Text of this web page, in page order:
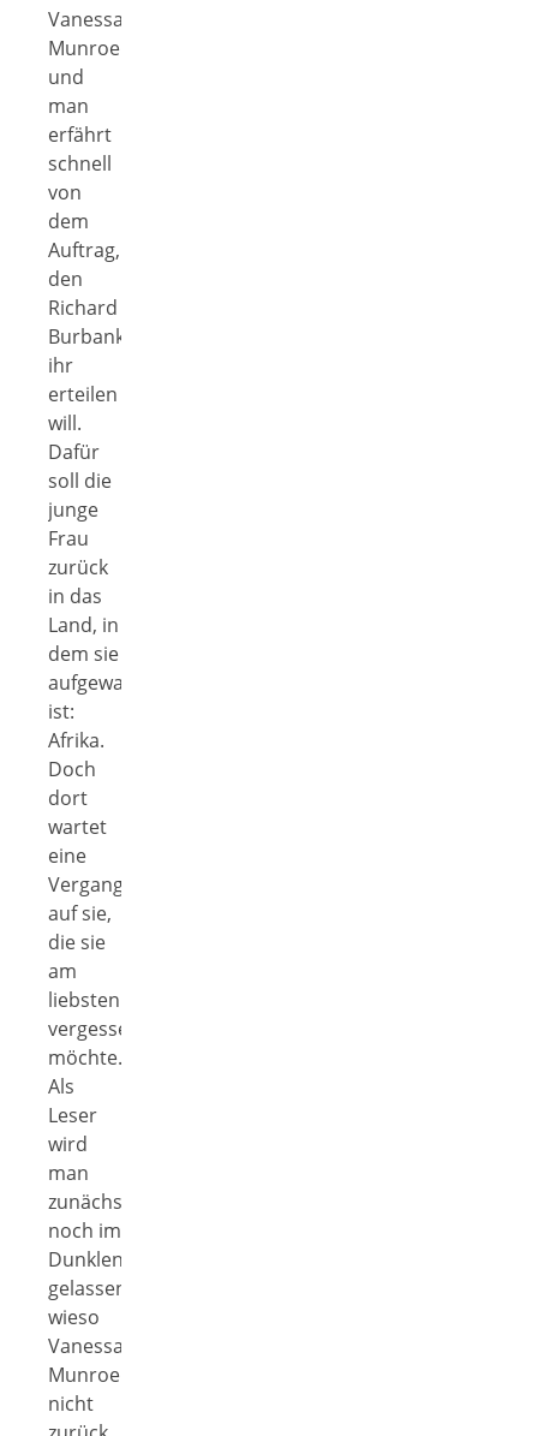
Vanessa
Munroe
und
man
erfährt
schnell
von
dem
Auftrag,
den
Richard
Burbank
ihr
erteilen
will.
Dafür
soll die
junge
Frau
zurück
in das
Land, in
dem sie
aufgewachsen
ist:
Afrika.
Doch
dort
wartet
eine
Vergangenheit
auf sie,
die sie
am
liebsten
vergessen
möchte.
Als
Leser
wird
man
zunächst
noch im
Dunklen
gelassen,
wieso
Vanessa
Munroe
nicht